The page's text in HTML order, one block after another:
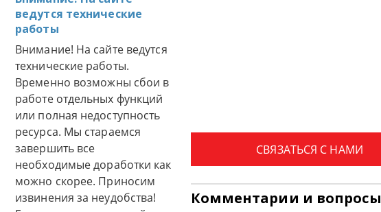
ведутся технические
работы
Внимание! На сайте ведутся
технические работы.
Временно возможны сбои в
работе отдельных функций
или полная недоступность
ресурса. Мы стараемся
завершить все
необходимые доработки как
можно скорее. Приносим
извинения за неудобства!
СВЯЗАТЬСЯ С НАМИ
Комментарии и вопросы